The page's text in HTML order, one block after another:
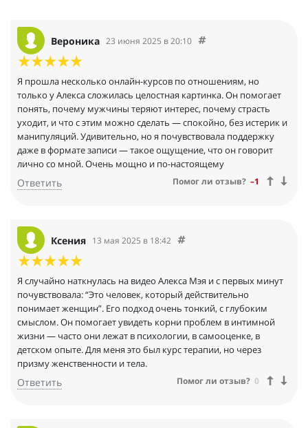
Вероника 23 июня 2025 в 20:10
Я прошла несколько онлайн-курсов по отношениям, но
только у Алекса сложилась целостная картинка. Он помогает
понять, почему мужчины теряют интерес, почему страсть
уходит, и что с этим можно сделать — спокойно, без истерик и
манипуляций. Удивительно, но я почувствовала поддержку
даже в формате записи — такое ощущение, что он говорит
лично со мной. Очень мощно и по-настоящему
Ответить Помог ли отзыв? –1
Ксения 13 мая 2025 в 18:42
Я случайно наткнулась на видео Алекса Мэя и с первых минут
почувствовала: “Это человек, который действительно
понимает женщин”. Его подход очень тонкий, с глубоким
смыслом. Он помогает увидеть корни проблем в интимной
жизни — часто они лежат в психологии, в самооценке, в
детском опыте. Для меня это был курс терапии, но через
призму женственности и тела.
Ответить Помог ли отзыв? 0